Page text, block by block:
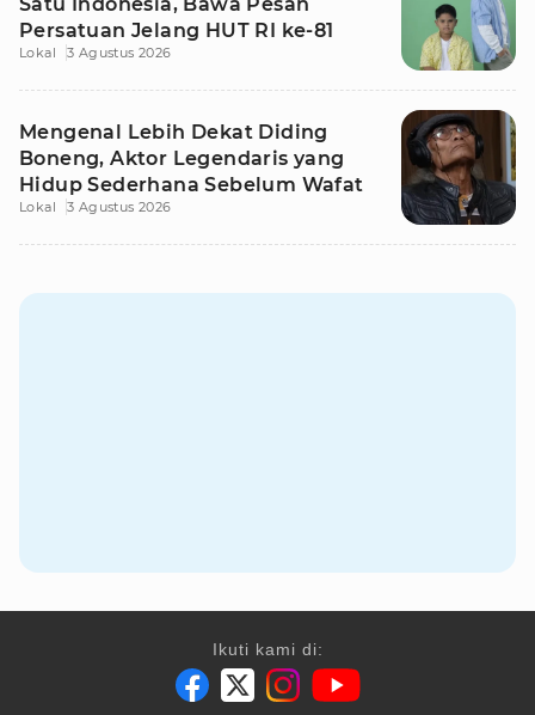
Persatuan Jelang HUT RI ke-81
Lokal 3 Agustus 2026
Mengenal Lebih Dekat Diding
Boneng, Aktor Legendaris yang
Hidup Sederhana Sebelum Wafat
Lokal 3 Agustus 2026
Ikuti kami di: